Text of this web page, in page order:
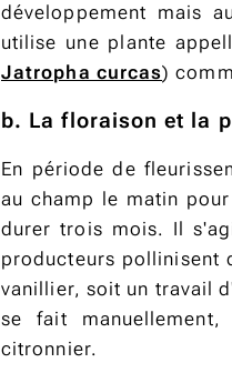
développement mais
utilise une plante
Jatropha curcas)
b. La floraison et la
En période de
au champ le matin
durer trois mois. Il
producteurs pollinisent
vanillier, soit un travail
se fait
citronnier.